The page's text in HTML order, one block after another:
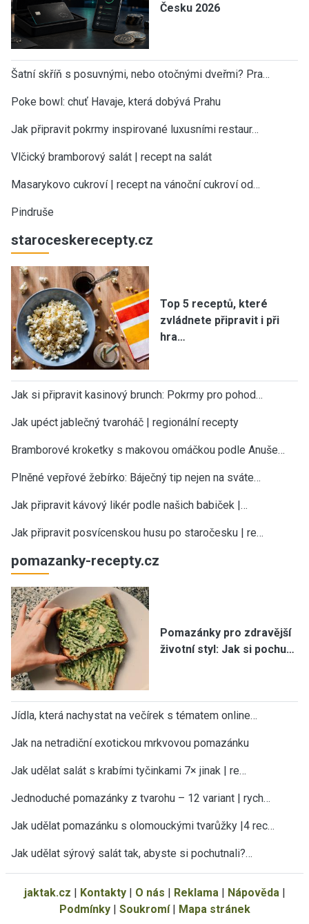
Česku 2026
Šatní skříň s posuvnými, nebo otočnými dveřmi? Pra…
Poke bowl: chuť Havaje, která dobývá Prahu
Jak připravit pokrmy inspirované luxusními restaur…
Vlčický bramborový salát | recept na salát
Masarykovo cukroví | recept na vánoční cukroví od…
Pindruše
staroceskerecepty.cz
Top 5 receptů, které
zvládnete připravit i při
hra…
Jak si připravit kasinový brunch: Pokrmy pro pohod…
Jak upéct jablečný tvaroháč | regionální recepty
Bramborové kroketky s makovou omáčkou podle Anuše…
Plněné vepřové žebírko: Báječný tip nejen na sváte…
Jak připravit kávový likér podle našich babiček |…
Jak připravit posvícenskou husu po staročesku | re…
pomazanky-recepty.cz
Pomazánky pro zdravější
životní styl: Jak si pochu…
Jídla, která nachystat na večírek s tématem online…
Jak na netradiční exotickou mrkvovou pomazánku
Jak udělat salát s krabími tyčinkami 7× jinak | re…
Jednoduché pomazánky z tvarohu – 12 variant | rych…
Jak udělat pomazánku s olomouckými tvarůžky |4 rec…
Jak udělat sýrový salát tak, abyste si pochutnali?…
jaktak.cz | Kontakty| O nás | Reklama | Nápověda |
Podmínky| Soukromí| Mapa stránek